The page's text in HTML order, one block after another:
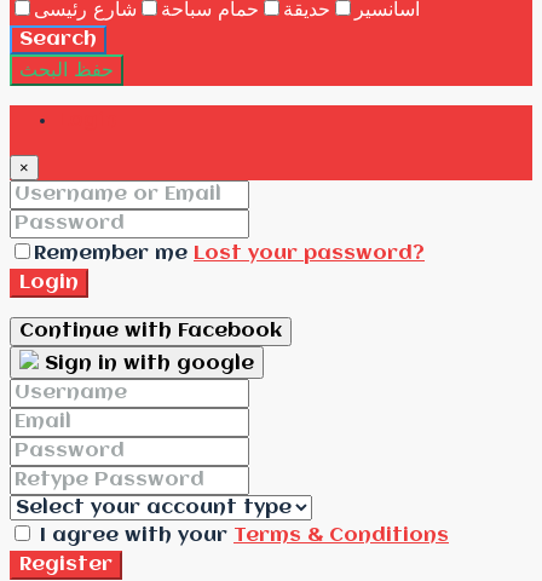
اسانسير
حديقة حمام سباحة
شارع رئيسى
Search
حفظ البحث
×
Remember me Lost your password?
Login
Continue with Facebook
Sign in with google
I agree with your Terms & Conditions
Register